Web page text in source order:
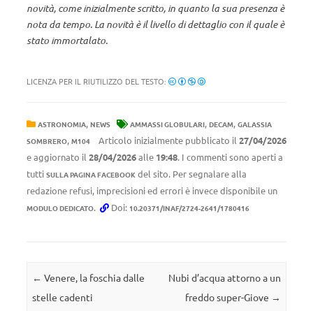
novità, come inizialmente scritto, in quanto la sua presenza è
nota da tempo. La novità è il livello di dettaglio con il quale è
stato immortalato.
LICENZA PER IL RIUTILIZZO DEL TESTO:
ASTRONOMIA, NEWS AMMASSI GLOBULARI, DECAM, GALASSIA
SOMBRERO, M104 Articolo inizialmente pubblicato il 27/04/2026
e aggiornato il 28/04/2026alle 19:48. I commenti sono aperti a
tutti SULLA PAGINA FACEBOOK del sito. Per segnalare alla
redazione refusi, imprecisioni ed errori è invece disponibile un
MODULO DEDICATO. Doi: 10.20371/INAF/2724-2641/1780416
Navigazione articolo
← Venere, la foschia dalle
stelle cadenti
Nubi d’acqua attorno a un
freddo super-Giove →